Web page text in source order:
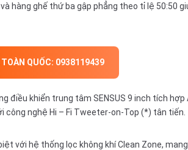
hàng ghế thứ ba gập phẳng theo tỉ lệ 50:50
TOÀN QUỐC: 0938119439
khiển trung tâm SENSUS 9 inch tích hợp
công nghệ Hi – Fi Tweeter-on-Top (*) tân tiến.
với hệ thống lọc không khí Clean Zone,